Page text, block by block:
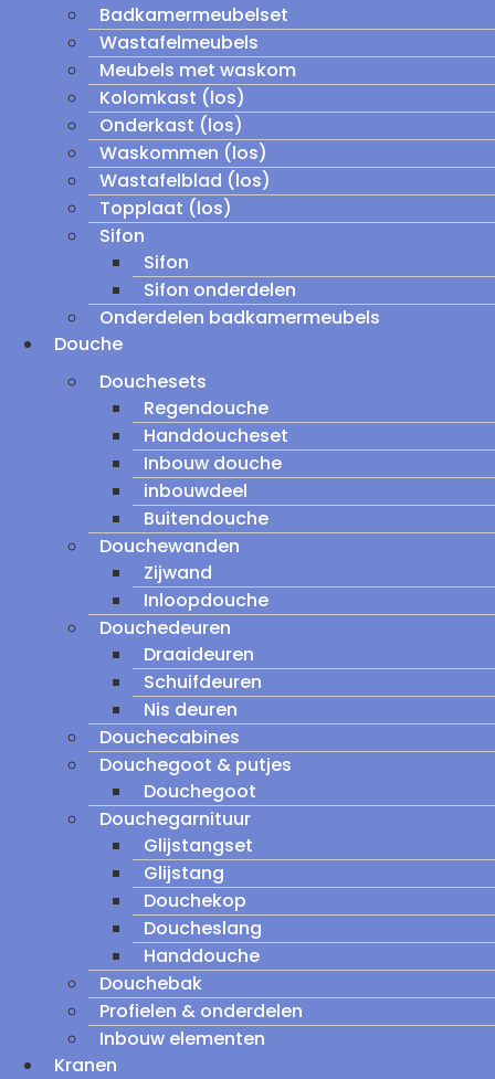
Badkamermeubelset
Wastafelmeubels
Meubels met waskom
Kolomkast (los)
Onderkast (los)
Waskommen (los)
Wastafelblad (los)
Topplaat (los)
Sifon
Sifon
Sifon onderdelen
Onderdelen badkamermeubels
Douche
Douchesets
Regendouche
Handdoucheset
Inbouw douche
inbouwdeel
Buitendouche
Douchewanden
Zijwand
Inloopdouche
Douchedeuren
Draaideuren
Schuifdeuren
Nis deuren
Douchecabines
Douchegoot & putjes
Douchegoot
Douchegarnituur
Glijstangset
Glijstang
Douchekop
Doucheslang
Handdouche
Douchebak
Profielen & onderdelen
Inbouw elementen
Kranen